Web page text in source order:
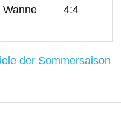
Wanne
4:4
der Sommersaison